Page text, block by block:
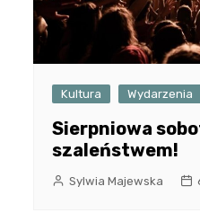
Kultura Wydarzenia
Sierpniowa
szaleństwem!
Sylwia Majewska